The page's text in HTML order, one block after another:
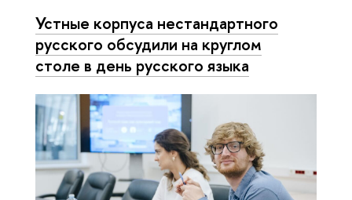
Устные корпуса нестандартного
русского обсудили на круглом
столе в день русского языка